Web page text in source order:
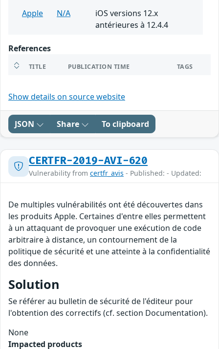
Apple
N/A
iOS versions 12.x
antérieures à 12.4.4
References
TITLE PUBLICATION TIME TAGS
Show details on source website
JSON Share To clipboard
CERTFR-2019-AVI-620
Vulnerability from certfr_avis - Published: - Updated:
De multiples vulnérabilités ont été découvertes dans
les produits Apple. Certaines d'entre elles permettent
à un attaquant de provoquer une exécution de code
arbitraire à distance, un contournement de la
politique de sécurité et une atteinte à la confidentialité
des données.
Solution
Se référer au bulletin de sécurité de l'éditeur pour
l'obtention des correctifs (cf. section Documentation).
None
Impacted products